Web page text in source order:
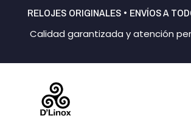
contenido
RELOJES ORIGINALES • ENVÍOS A
Calidad garantizada y atención